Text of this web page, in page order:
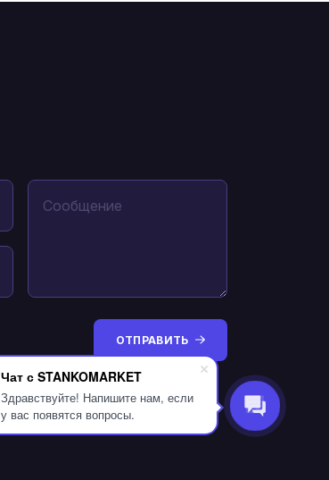
Чат с STANKOMARKET
Здравствуйте! Напишите нам, если
у вас появятся вопросы.
ОТПРАВИТЬ